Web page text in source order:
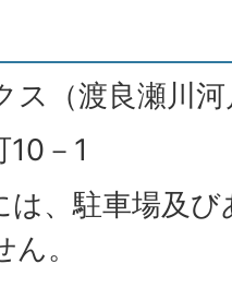
ス（渡良瀬川
－1
は、駐車場及
。